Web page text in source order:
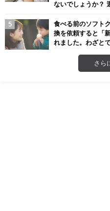
ないでしょうか？
食べる前のソフト
換を依頼すると「
れました。わざと
さら